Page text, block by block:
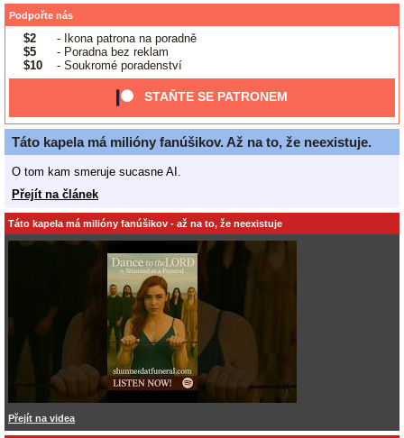
Podpořte nás
$2
- Ikona patrona na poradně
$5
- Poradna bez reklam
$10
- Soukromé poradenství
STAŇTE SE PATRONEM
Táto kapela má milióny fanúšikov. Až na to, že neexistuje.
O tom kam smeruje sucasne AI.
Přejít na článek
Táto kapela má milióny fanúšikov - až na to, že neexistuje
Přejít na videa